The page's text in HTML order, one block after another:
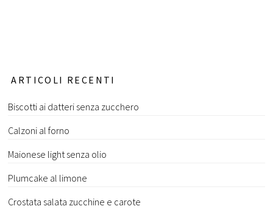
ARTICOLI RECENTI
Biscotti ai datteri senza zucchero
Calzoni al forno
Maionese light senza olio
Plumcake al limone
Crostata salata zucchine e carote